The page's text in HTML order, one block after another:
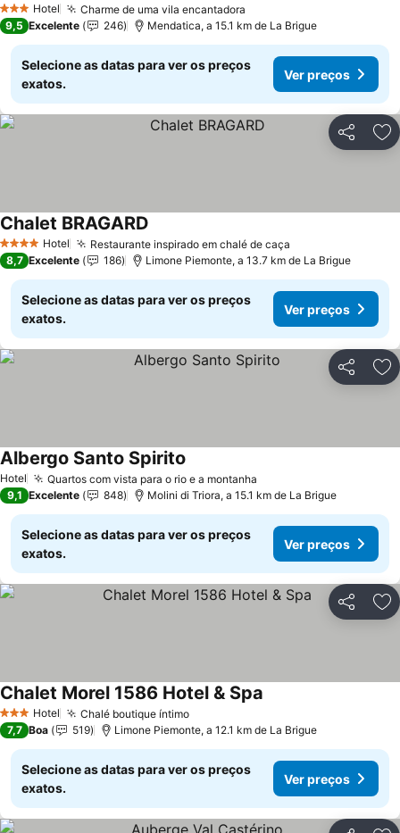
3 EstrelasHotel Charme de uma vila encantadora
9,5 Excelente 246 Mendatica, a 15.1 km de La Brigue
Selecione as datas para ver os preços
exatos.
Ver preços
Partilhar
4 EstrelasHotel Restaurante inspirado em chalé de caça
Chalet BRAGARD
8,7 Excelente 186 Limone Piemonte, a 13.7 km de La Brigue
Selecione as datas para ver os preços
exatos.
Ver preços
Partilhar
Hotel Quartos com vista para o rio e a montanha
Albergo Santo Spirito
9,1 Excelente 848 Molini di Triora, a 15.1 km de La Brigue
Selecione as datas para ver os preços
exatos.
Ver preços
Partilhar
3 EstrelasHotel Chalé boutique íntimo
Chalet Morel 1586 Hotel & Spa
7,7 Boa 519 Limone Piemonte, a 12.1 km de La Brigue
Selecione as datas para ver os preços
exatos.
Ver preços